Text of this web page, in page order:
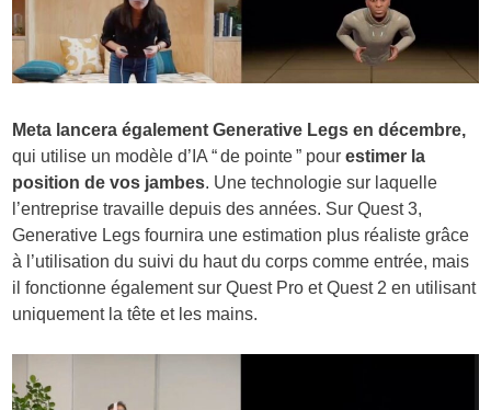
Meta lancera également Generative Legs en décembre,
qui utilise un modèle d’IA “ de pointe ” pourestimer la
position de vos jambes. Une technologie sur laquelle
l’entreprise travaille depuis des années. Sur Quest 3,
Generative Legs fournira une estimation plus réaliste grâce
à l’utilisation du suivi du haut du corps comme entrée, mais
il fonctionne également sur Quest Pro et Quest 2 en utilisant
uniquement la tête et les mains.